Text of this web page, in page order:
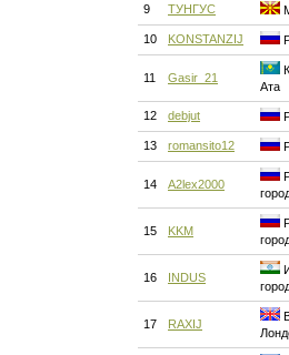
9 ТУНГУС
10 KONSTANZIJ
11 Gasir_21
Ата
12 debjut
13 romansito12
14 A2lex2000
15 KKM
16 INDUS
17 RAXIJ